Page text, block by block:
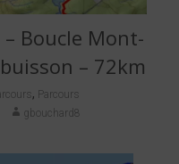
Boucle Mont-
– 72km
,
Parcours
gbouchard8